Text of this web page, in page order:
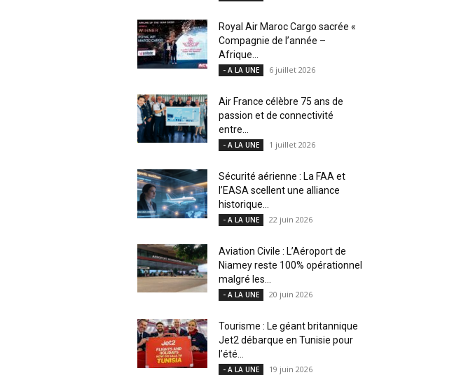
Royal Air Maroc Cargo sacrée «
Compagnie de l’année –
Afrique...
- A LA UNE 6 juillet 2026
Air France célèbre 75 ans de
passion et de connectivité
entre...
- A LA UNE 1 juillet 2026
Sécurité aérienne : La FAA et
l’EASA scellent une alliance
historique...
- A LA UNE 22 juin 2026
Aviation Civile : L’Aéroport de
Niamey reste 100% opérationnel
malgré les...
- A LA UNE 20 juin 2026
Tourisme : Le géant britannique
Jet2 débarque en Tunisie pour
l’été...
- A LA UNE 19 juin 2026